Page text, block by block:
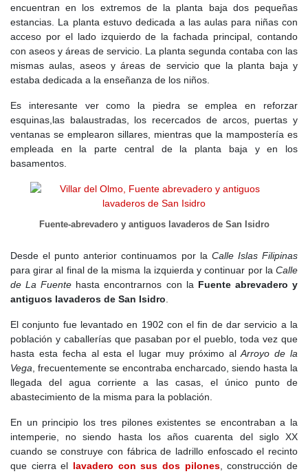
encuentran en los extremos de la planta baja dos pequeñas
estancias. La planta estuvo dedicada a las aulas para niñas con
acceso por el lado izquierdo de la fachada principal, contando
con aseos y áreas de servicio. La planta segunda contaba con las
mismas aulas, aseos y áreas de servicio que la planta baja y
estaba dedicada a la enseñanza de los niños.
Es interesante ver como la piedra se emplea en reforzar
esquinas,las balaustradas, los recercados de arcos, puertas y
ventanas se emplearon sillares, mientras que la mampostería es
empleada en la parte central de la planta baja y en los
basamentos.
Fuente-abrevadero y antiguos lavaderos de San Isidro
Desde el punto anterior continuamos por la Calle Islas Filipinas
para girar al final de la misma la izquierda y continuar por la Calle
de La Fuente hasta encontrarnos con la Fuente abrevadero y
antiguos lavaderos de San Isidro.
El conjunto fue levantado en 1902 con el fin de dar servicio a la
población y caballerías que pasaban por el pueblo, toda vez que
hasta esta fecha al esta el lugar muy próximo alArroyo de la
Vega, frecuentemente se encontraba encharcado, siendo hasta la
llegada del agua corriente a las casas, el único punto de
abastecimiento de la misma para la población.
En un principio los tres pilones existentes se encontraban a la
intemperie, no siendo hasta los años cuarenta del siglo XX
cuando se construye con fábrica de ladrillo enfoscado el recinto
que cierra el lavadero con sus dos pilones, construcción de